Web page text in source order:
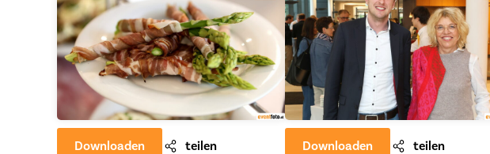
Downloaden teilen Downloaden teilen